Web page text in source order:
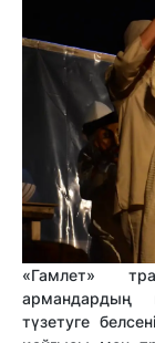
«Гамлет»
армaндардың
түзетyге